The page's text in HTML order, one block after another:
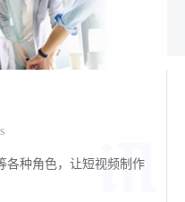
各种角色，让短视频制作